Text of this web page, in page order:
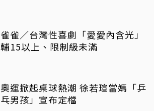
雀雀／台灣性喜劇「愛愛內含光」
輔15以上、限制級未滿
奧運掀起桌球熱潮 徐若瑄當媽「乒
乓男孩」宣布定檔